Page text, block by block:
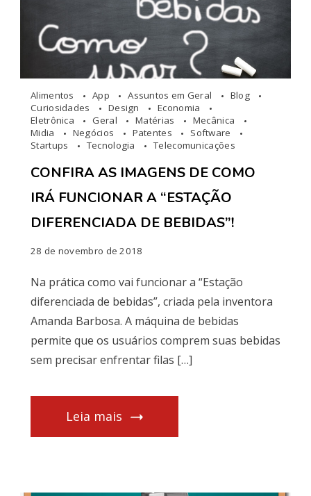
Alimentos App Assuntos em Geral
Blog
Curiosidades
Design
Economia
Eletrônica
Geral Matérias
Mecânica
Midia
Negócios Patentes
Software
Startups
Tecnologia Telecomunicações
CONFIRA AS IMAGENS DE COMO
IRÁ FUNCIONAR A “ESTAÇÃO
DIFERENCIADA DE BEBIDAS”!
28 de novembro de 2018
Na prática como vai funcionar a “Estação
diferenciada de bebidas”, criada pela inventora
Amanda Barbosa. A máquina de bebidas
permite que os usuários comprem suas bebidas
sem precisar enfrentar filas […]
Leia mais